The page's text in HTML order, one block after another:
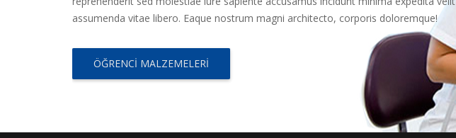
assumenda vitae libero. Eaque nostrum magni architecto, corporis doloremque!
ÖĞRENCI MALZEMELERI